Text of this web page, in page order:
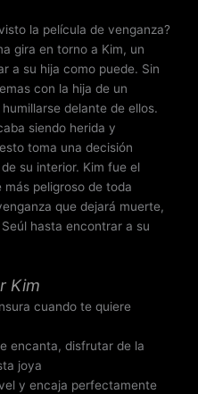
la película de venganza?
gira en torno a Kim, un
a su hija como puede. Sin
con la hija de un
delante de ellos.
siendo herida y
toma una decisión
su interior. Kim fue el
peligroso de toda
que dejará muerte,
hasta encontrar a su
Kim
cuando te quiere
encanta, disfrutar de la
joya
y encaja perfectamente